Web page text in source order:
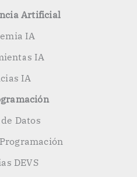
Artificial
IA
IA
IA
Datos
DEVS